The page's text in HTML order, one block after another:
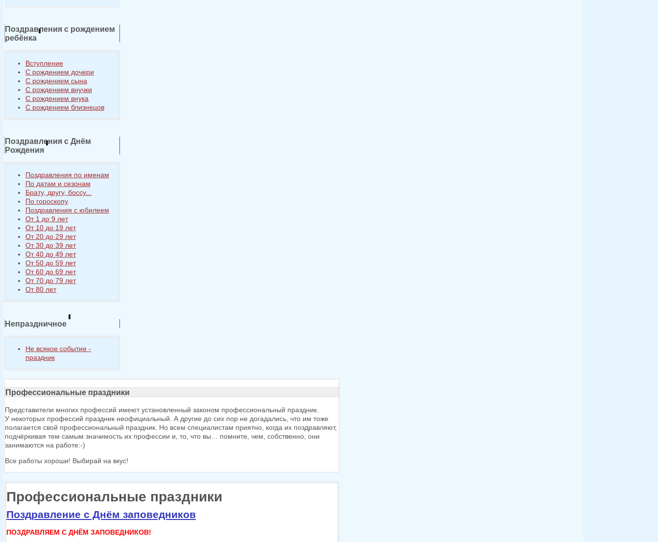
Поздравления с рождением
ребёнка
Вступление
С рождением дочери
С рождением сына
С рождением внучки
С рождением внука
С рождением близнецов
Поздравления с Днём
Рождения
Поздравления по именам
По датам и сезонам
Брату, другу, боссу...
По гороскопу
Поздравления с юбилеем
От 1 до 9 лет
От 10 до 19 лет
От 20 до 29 лет
От 30 до 39 лет
От 40 до 49 лет
От 50 до 59 лет
От 60 до 69 лет
От 70 до 79 лет
От 80 лет
Непраздничное
Не всякое событие -
праздник
Профессиональные праздники
Представители многих профессий имеют установленный законом профессиональный праздник.
У некоторых профессий праздник неофициальный. А другие до сих пор не догадались, что им тоже
полагается свой профессиональный праздник. Но всем специалистам приятно, когда их поздравляют,
подчёркивая тем самым значимость их профессии и, то, что вы… помните, чем, собственно, они
занимаются на работе:-)
Все работы хороши! Выбирай на вкус!
Профессиональные праздники
Поздравление с Днём заповедников
ПОЗДРАВЛЯЕМ С ДНЁМ ЗАПОВЕДНИКОВ!